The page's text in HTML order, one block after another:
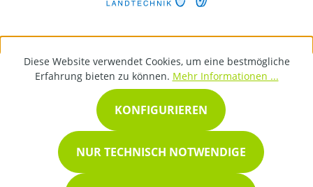
Diese Website verwendet Cookies, um eine bestmögliche
Erfahrung bieten zu können. Mehr Informationen ...
NUR TECHNISCH NOTWENDIGE
KONFIGURIEREN